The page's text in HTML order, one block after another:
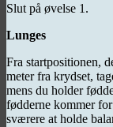
Slut på øvelse 1.
Lunges
Fra startpositionen,
meter fra krydset,
mens du holder
fødderne kommer
sværere at holde